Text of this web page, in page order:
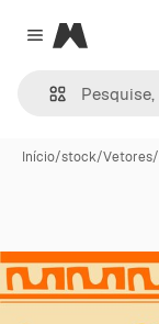
Close menu
Magnific
Início/stock/Vetores/